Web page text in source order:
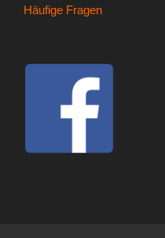
Häufige Fragen